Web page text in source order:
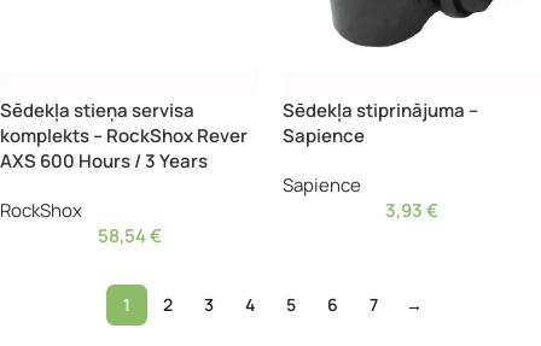
Sēdekļa stieņa servisa
komplekts – RockShox Rever
AXS 600 Hours / 3 Years
RockShox
58,54€
Sēdekļa stiprinājuma –
Sapience
Sapience
3,93€
1 2 3 4 5 6 7 →